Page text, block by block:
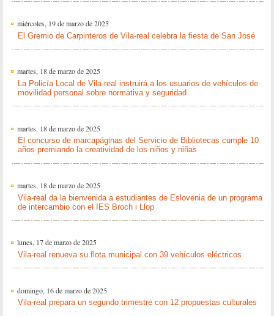
miércoles, 19 de marzo de 2025
El Gremio de Carpinteros de Vila-real celebra la fiesta de San José
martes, 18 de marzo de 2025
La Policía Local de Vila-real instruirá a los usuarios de vehículos de
movilidad personal sobre normativa y seguridad
martes, 18 de marzo de 2025
El concurso de marcapáginas del Servicio de Bibliotecas cumple 10
años premiando la creatividad de los niños y niñas
martes, 18 de marzo de 2025
Vila-real da la bienvenida a estudiantes de Eslovenia de un programa
de intercambio con el IES Broch i Llop
lunes, 17 de marzo de 2025
Vila-real renueva su flota municipal con 39 vehículos eléctricos
domingo, 16 de marzo de 2025
Vila-real prepara un segundo trimestre con 12 propuestas culturales